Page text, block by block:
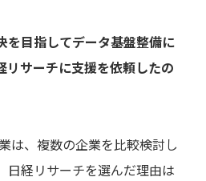
目指してデータ基盤整備に
リサーチに支援を依頼したの
は、複数の企業を比較検討し
日経リサーチを選んだ理由は